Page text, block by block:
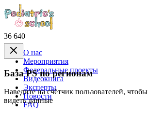
36 640
База PS по регионам
Наведите на счётчик пользователей, чтобы
видеть данные
О нас
Mероприятия
Федеральные проекты
Видеокнига
Эксперты
Новости
FAQ